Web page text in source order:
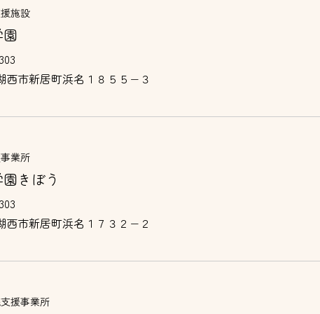
施設
西市新居町浜名１８５５−３
業所
きぼう
西市新居町浜名１７３２−２
援事業所